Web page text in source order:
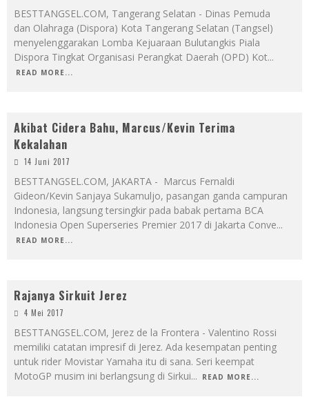
BESTTANGSEL.COM, Tangerang Selatan - Dinas Pemuda
dan Olahraga (Dispora) Kota Tangerang Selatan (Tangsel)
menyelenggarakan Lomba Kejuaraan Bulutangkis Piala
Dispora Tingkat Organisasi Perangkat Daerah (OPD) Kot...
READ MORE...
Akibat Cidera Bahu, Marcus/Kevin Terima
Kekalahan
14 Juni 2017
BESTTANGSEL.COM, JAKARTA - Marcus Fernaldi
Gideon/Kevin Sanjaya Sukamuljo, pasangan ganda campuran
Indonesia, langsung tersingkir pada babak pertama BCA
Indonesia Open Superseries Premier 2017 di Jakarta Conve...
READ MORE...
Rajanya Sirkuit Jerez
4 Mei 2017
BESTTANGSEL.COM, Jerez de la Frontera - Valentino Rossi
memiliki catatan impresif di Jerez. Ada kesempatan penting
untuk rider Movistar Yamaha itu di sana. Seri keempat
MotoGP musim ini berlangsung di Sirkui... READ MORE...